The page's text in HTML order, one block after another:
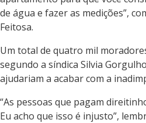
de água e fazer as medições”,
Feitosa.
Um total de quatro mil
segundo a síndica Silvia
ajudariam a acabar com a
“As pessoas que pagam
Eu acho que isso é injusto”,